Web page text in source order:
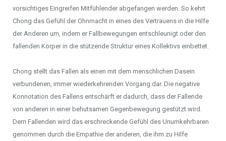
vorsichtiges Eingreifen Mitfühlender abgefangen werden. So kehrt
Chong das Gefühl der Ohnmacht in eines des Vertrauens in die Hilfe
der Anderen um, indem er Fallbewegungen entschleunigt oder den
fallenden Körper in die stützende Struktur eines Kollektivs einbettet.
Chong stellt das Fallen als einen mit dem menschlichen Dasein
verbundenen, immer wiederkehrenden Vorgang dar. Die negative
Konnotation des Fallens entschärft er dadurch, dass der Fallende
von anderen in einer behutsamen Gegenbewegung gestützt wird.
Dem Fallenden wird das erschreckende Gefühl des Unumkehrbaren
genommen durch die Empathie der anderen, die ihm zu Hilfe